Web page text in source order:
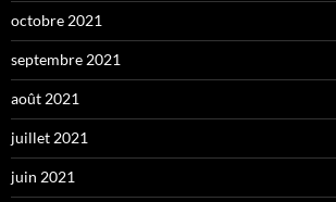
octobre 2021
septembre 2021
août 2021
juillet 2021
juin 2021